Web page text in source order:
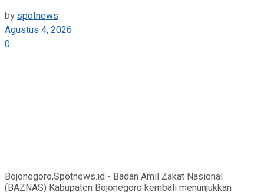
byspotnews
Agustus 4, 2026
0
Bojonegoro,Spotnews.id - Badan Amil Zakat Nasional
(BAZNAS) Kabupaten Bojonegoro kembali menunjukkan